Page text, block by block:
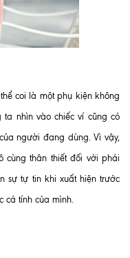
coi là một phụ kiện không
nhìn vào chiếc ví cũng có
người đang dùng. Vì vậy,
cùng thân thiết đối với phái
sự tự tin khi xuất hiện trước
cá tính của mình.